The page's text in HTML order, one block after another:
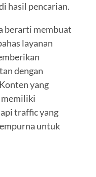
hasil pencarian.
berarti membuat
layanan
dengan
yang
memiliki
traffic yang
untuk